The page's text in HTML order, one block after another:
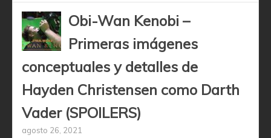
Obi-Wan Kenobi –
Primeras imágenes
conceptuales y detalles de
Hayden Christensen como Darth
Vader (SPOILERS)
agosto 26, 2021